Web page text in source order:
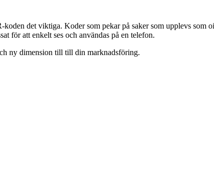
det viktiga. Koder som pekar på saker som upplevs som
för att enkelt ses och användas på en telefon.
ny dimension till till din marknadsföring.